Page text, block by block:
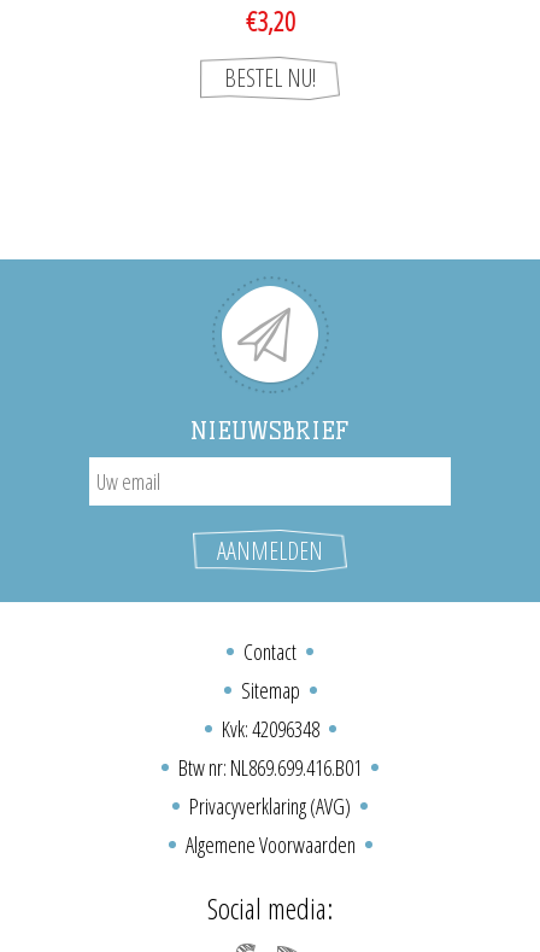
€3,20
NIEUWSBRIEF
Contact
Sitemap
Kvk: 42096348
Btw nr: NL869.699.416.B01
Privacyverklaring (AVG)
Algemene Voorwaarden
Social media: